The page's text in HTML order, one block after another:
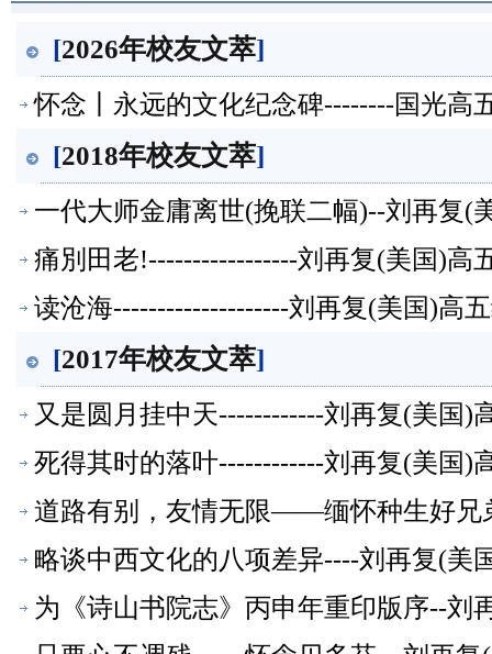
[2026年校友文萃]
怀念丨永远的文化纪念碑--------国光高
[2018年校友文萃]
一代大师金庸离世(挽联二幅)--刘再复(
痛別田老!-----------------刘再复(美国)高
读沧海--------------------刘再复(美国)高
[2017年校友文萃]
又是圆月挂中天------------刘再复(美国)
死得其时的落叶------------刘再复(美国)
道路有别，友情无限——缅怀种生好兄
略谈中西文化的八项差异----刘再复(美
为《诗山书院志》丙申年重印版序--刘